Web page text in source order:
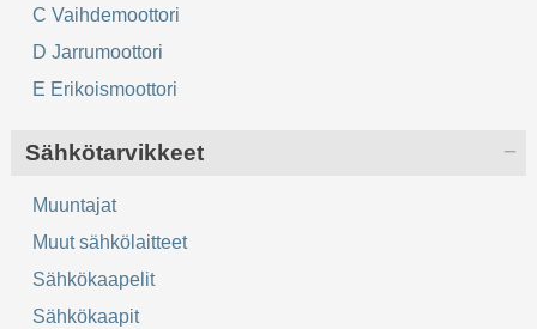
C Vaihdemoottori
D Jarrumoottori
E Erikoismoottori
Sähkötarvikkeet
Muuntajat
Muut sähkölaitteet
Sähkökaapelit
Sähkökaapit